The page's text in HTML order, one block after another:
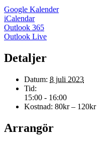
Google Kalender
iCalendar
Outlook 365
Outlook Live
Detaljer
Datum: 8 juli 2023
Tid:
15:00 - 16:00
Kostnad: 80kr – 120kr
Arrangör